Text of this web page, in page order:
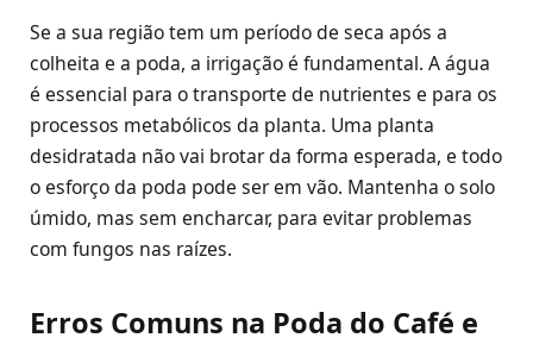
Se a sua região tem um período de seca após a
colheita e a poda, a irrigação é fundamental. A água
é essencial para o transporte de nutrientes e para os
processos metabólicos da planta. Uma planta
desidratada não vai brotar da forma esperada, e todo
o esforço da poda pode ser em vão. Mantenha o solo
úmido, mas sem encharcar, para evitar problemas
com fungos nas raízes.
Erros Comuns na Poda do Café e